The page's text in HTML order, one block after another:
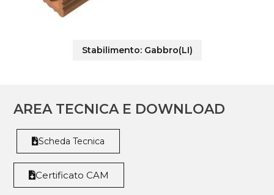
Stabilimento: Gabbro(LI)
AREA TECNICA E DOWNLOAD
Scheda Tecnica
Certificato CAM